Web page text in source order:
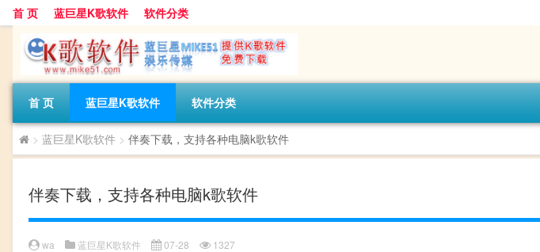
首 页 蓝巨星K歌软件 软件分类
首 页 蓝巨星K歌软件 软件分类
> 蓝巨星K歌软件 > 伴奏下载，支持各种电脑k歌软件
伴奏下载，支持各种电脑k歌软件
wa 蓝巨星K歌软件 07-28 1327